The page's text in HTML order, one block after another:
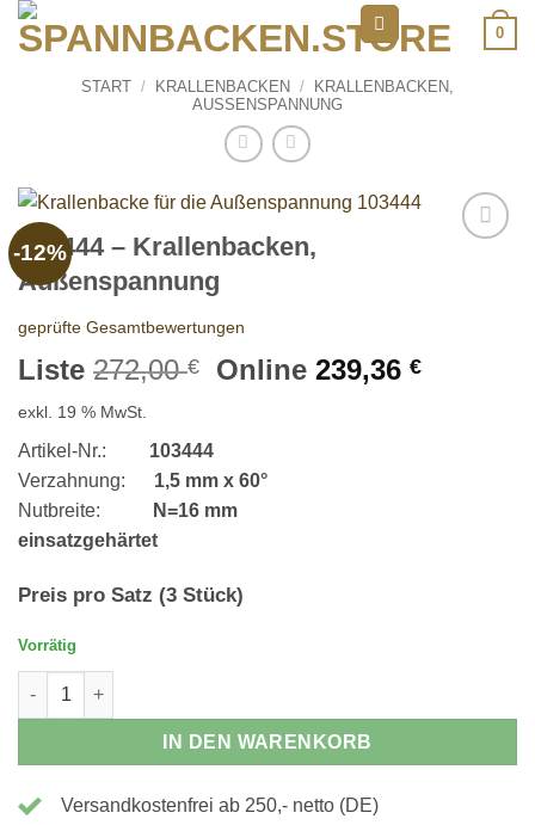
Zum
Inhalt
0
START / KRALLENBACKEN /
KRALLENBACKEN,
AUSSENSPANNUNG
-12%
103444 – Krallenbacken,
Außenspannung
geprüfte Gesamtbewertungen
Liste 272,00€
Ursprünglicher
Online 239,36€
exkl. 19 % MwSt.
Artikel-Nr.: 103444
Verzahnung: 1,5 mm x 60°
Nutbreite:
N=16 mm
einsatzgehärtet
Preis pro Satz (3 Stück)
Vorrätig
103444 - Krallenbacken, Außenspannung Menge
IN DEN WARENKORB
Versandkostenfrei ab 250,- netto (DE)